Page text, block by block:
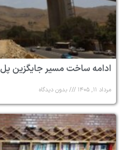
ادامه ساخت مسیر جایگزین پل b۱
مرداد ۱۱, ۱۴۰۵ بدون دیدگاه